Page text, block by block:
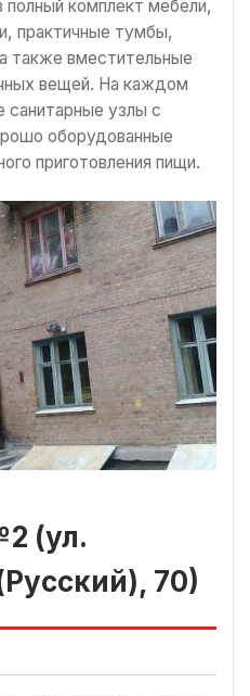
комплект мебели,
практичные тумбы,
также вместительные
вещей. На каждом
узлы с
оборудованные
приготовления пищи.
(ул.
70)